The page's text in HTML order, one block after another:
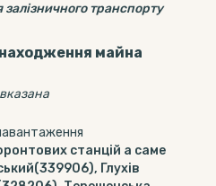
залізничного транспорту
майна
станцій а саме
Глухів